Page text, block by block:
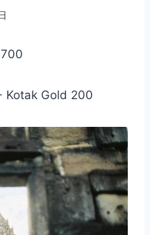
Kotak Gold 200